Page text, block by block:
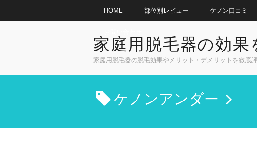
HOME 部位別レビュー ケノン口コミ
家庭用脱毛器の効果
家庭用脱毛器の脱毛効果やメリット・デメリットを徹底
ケノンアンダー